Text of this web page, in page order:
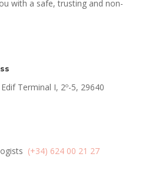
with a safe, trusting and non-
Terminal I, 2º-5, 29640
(+34) 624 00 21 27